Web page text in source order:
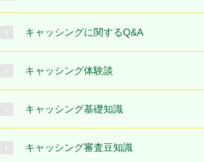
キャッシングに関するQ&A
キャッシング体験談
キャッシング基礎知識
キャッシング審査豆知識